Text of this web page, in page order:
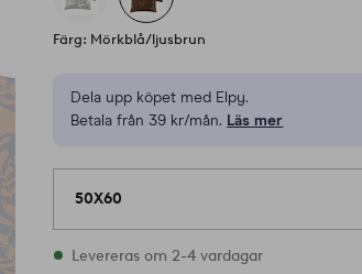
Färg: Mörkblå/ljusbrun
Dela upp köpet med Elpy.
Betala från 39 kr/mån. Läs mer
50X60
I lager
Levereras om 2-4 vardagar